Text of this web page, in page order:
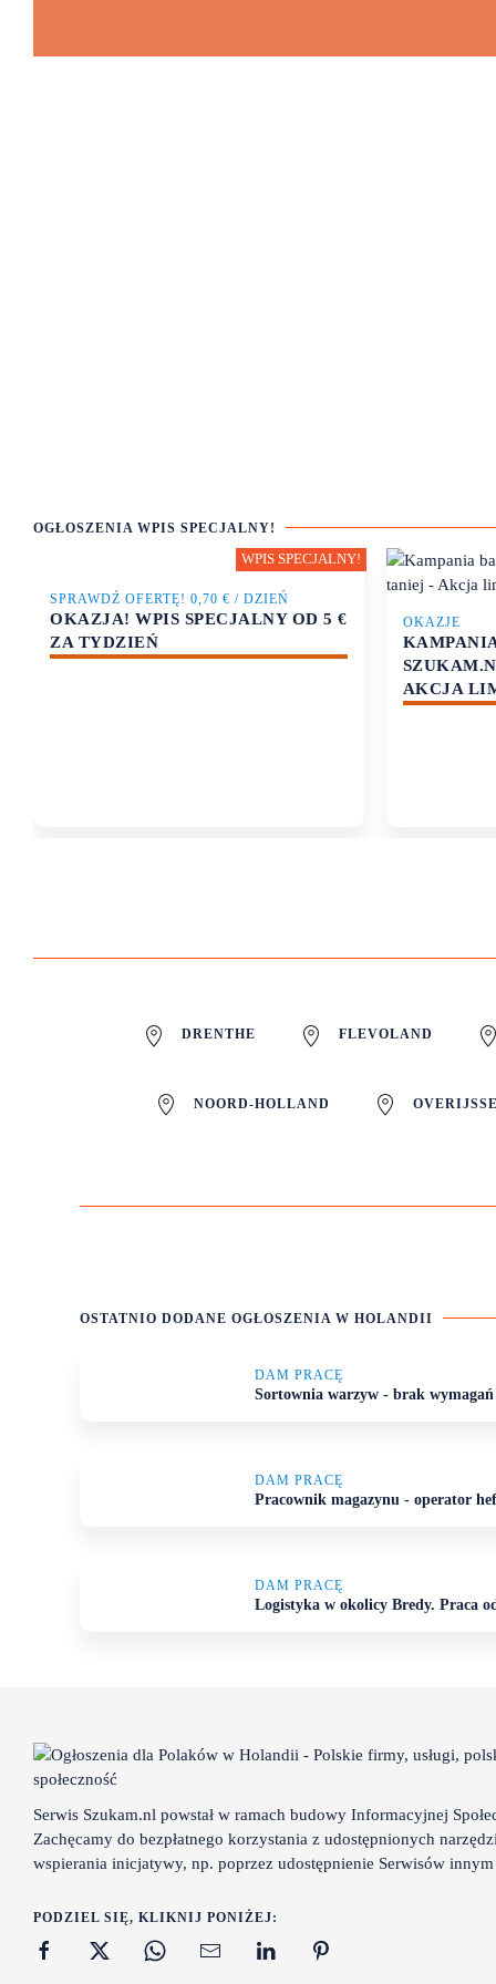
OGŁOSZENIA WPIS SPECJALNY!
SPRAWDŹ OFERTĘ! 0,70 € / DZIEŃ
OKAZJA! WPIS SPECJALNY OD 5 €
ZA TYDZIEŃ
OKAZJE
AKCJA
DRENTHE FLEVOLAND
NOORD-HOLLAND
OSTATNIO DODANE OGŁOSZENIA W HOLANDII
DAM PRACĘ
Sortownia warzyw - brak wymagań
DAM PRACĘ
Pracownik magazynu - operator
DAM PRACĘ
Logistyka w okolicy Bredy. Praca
Serwis Szukam.nl powstał w ramach budowy Informacyjnej
Zachęcamy do bezpłatnego korzystania z udostępnionych
wspierania inicjatywy, np. poprzez udostępnienie Serwisów
PODZIEL SIĘ, KLIKNIJ PONIŻEJ: